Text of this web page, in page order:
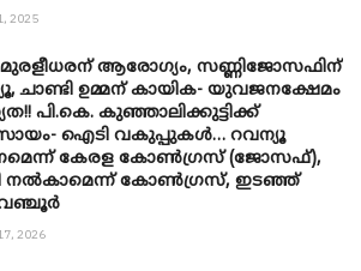
2025
ആരോഗ്യം, സണ്ണിജോസഫിന്
ചാണ്ടി ഉമ്മന് കായിക- യുവജനക്ഷേമം
പി.കെ. കുഞ്ഞാലിക്കുട്ടിക്ക്
ഐടി വകുപ്പുകൾ… റവന്യൂ
കേരള കോൺഗ്രസ് (ജോസഫ്),
നൽകാമെന്ന് കോൺഗ്രസ്, ഇടഞ്ഞ്
2026